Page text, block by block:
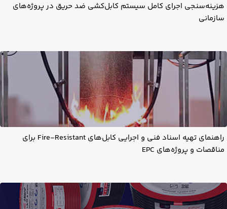
هزینه‌سنجی اجرای کامل سیستم کابل‌کشی ضد حریق در پروژه‌های
سازمانی
راهنمای تهیه اسناد فنی و اجرایی کابل‌های Fire-Resistant برای
مناقصات و پروژه‌های EPC